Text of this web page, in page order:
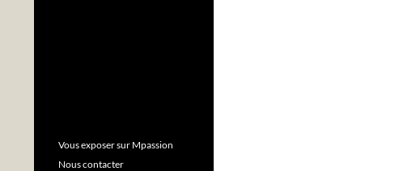
Vous exposer sur Mpassion
Nous contacter